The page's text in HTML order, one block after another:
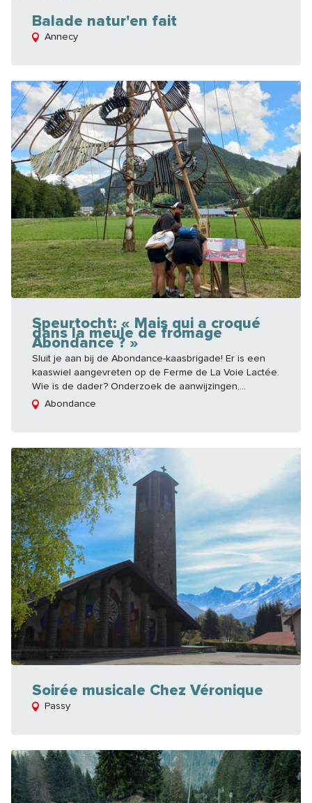
Balade natur'en fait
Annecy
Speurtocht: « Mais qui a croqué
dans la meule de fromage
Abondance ? »
Sluit je aan bij de Abondance-kaasbrigade! Er is een
kaaswiel aangevreten op de Ferme de La Voie Lactée.
Wie is de dader? Onderzoek de aanwijzingen,...
Abondance
Soirée musicale Chez Véronique
Passy